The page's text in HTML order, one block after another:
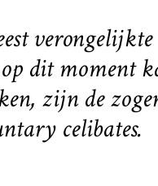
verongelijkte
dit moment
zijn de
celibates.